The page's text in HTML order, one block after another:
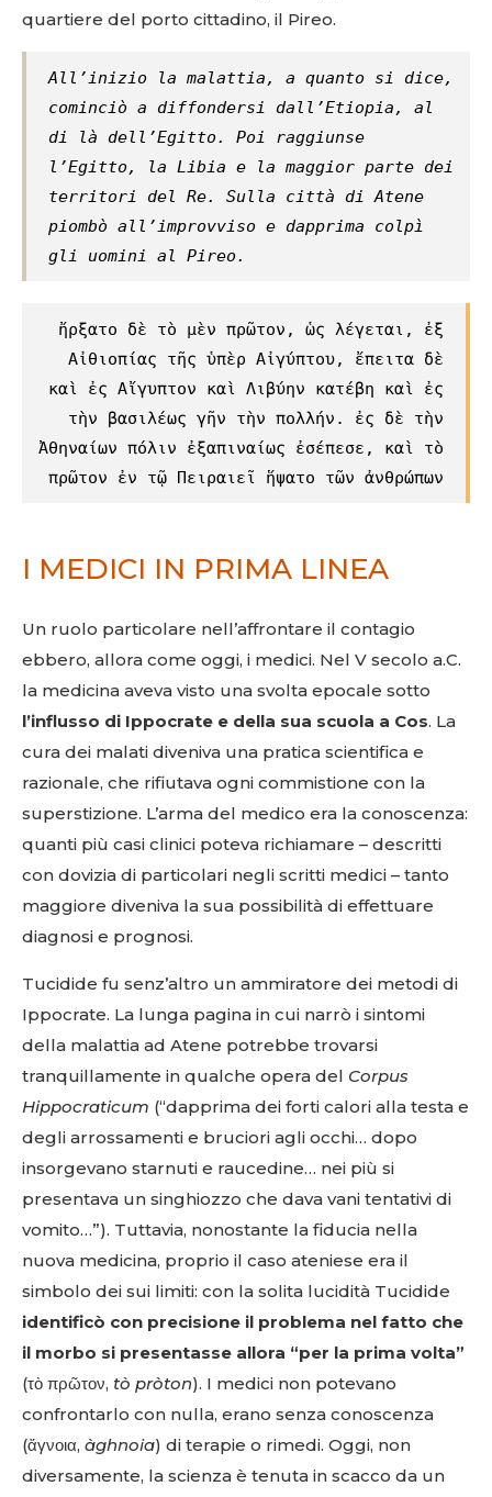
quartiere del porto cittadino, il Pireo.
All’inizio la malattia, a quanto si dice,
cominciò a diffondersi dall’Etiopia, al
di là dell’Egitto. Poi raggiunse
l’Egitto, la Libia e la maggior parte dei
territori del Re. Sulla città di Atene
piombò all’improvviso e dapprima colpì
gli uomini al Pireo.
ἤρξατο δὲ τὸ μὲν πρῶτον, ὡς λέγεται, ἐξ
Αἰθιοπίας τῆς ὑπὲρ Αἰγύπτου, ἔπειτα δὲ
καὶ ἐς Αἴγυπτον καὶ Λιβύην κατέβη καὶ ἐς
τὴν βασιλέως γῆν τὴν πολλήν. ἐς δὲ τὴν
Ἀθηναίων πόλιν ἐξαπιναίως ἐσέπεσε, καὶ τὸ
πρῶτον ἐν τῷ Πειραιεῖ ἥψατο τῶν ἀνθρώπων
I MEDICI IN PRIMA LINEA
Un ruolo particolare nell’affrontare il contagio
ebbero, allora come oggi, i medici. Nel V secolo a.C.
la medicina aveva visto una svolta epocale sotto
l’influsso di Ippocrate e della sua scuola a Cos. La
cura dei malati diveniva una pratica scientifica e
razionale, che rifiutava ogni commistione con la
superstizione. L’arma del medico era la conoscenza:
quanti più casi clinici poteva richiamare – descritti
con dovizia di particolari negli scritti medici – tanto
maggiore diveniva la sua possibilità di effettuare
diagnosi e prognosi.
Tucidide fu senz’altro un ammiratore dei metodi di
Ippocrate. La lunga pagina in cui narrò i sintomi
della malattia ad Atene potrebbe trovarsi
tranquillamente in qualche opera del Corpus
Hippocraticum (“dapprima dei forti calori alla testa e
degli arrossamenti e bruciori agli occhi… dopo
insorgevano starnuti e raucedine… nei più si
presentava un singhiozzo che dava vani tentativi di
vomito…”). Tuttavia, nonostante la fiducia nella
nuova medicina, proprio il caso ateniese era il
simbolo dei sui limiti: con la solita lucidità Tucidide
identificò con precisione il problema nel fatto che
il morbo si presentasse allora “per la prima volta”
(τὸ πρῶτον, tò pròton). I medici non potevano
confrontarlo con nulla, erano senza conoscenza
(ἄγνοια, àghnoia) di terapie o rimedi. Oggi, non
diversamente, la scienza è tenuta in scacco da un